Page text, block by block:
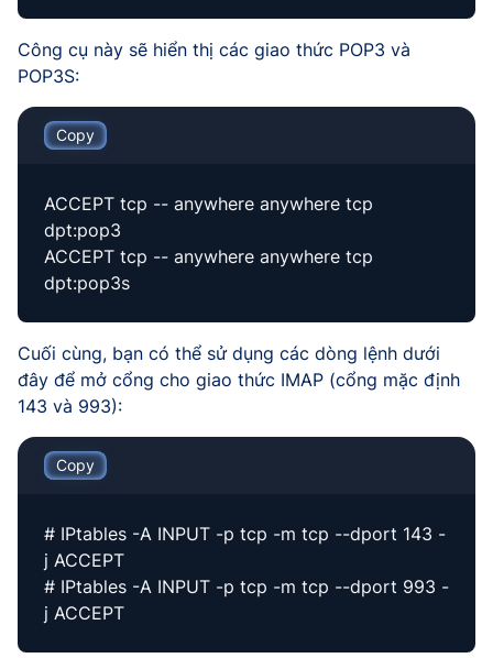
Công cụ này sẽ hiển thị các giao thức POP3 và
POP3S:
Copy
ACCEPT tcp -- anywhere anywhere tcp
dpt:pop3
ACCEPT tcp -- anywhere anywhere tcp
dpt:pop3s
Cuối cùng, bạn có thể sử dụng các dòng lệnh dưới
đây để mở cổng cho giao thức IMAP (cổng mặc định
143 và 993):
Copy
# IPtables -A INPUT -p tcp -m tcp --dport 143 -
j ACCEPT
# IPtables -A INPUT -p tcp -m tcp --dport 993 -
j ACCEPT